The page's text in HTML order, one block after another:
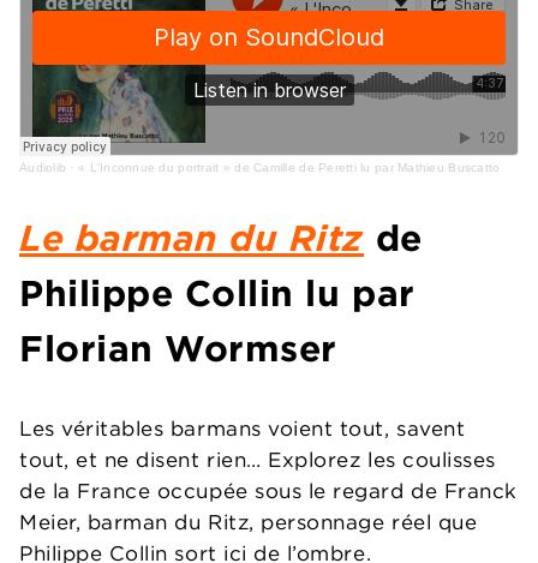
Audiolib · « L'Inconnue du portrait » de Camille de Peretti lu par Mathieu Buscatto
Le barman du Ritz de
Philippe Collin lu par
Florian Wormser
Les véritables barmans voient tout, savent
tout, et ne disent rien… Explorez les coulisses
de la France occupée sous le regard de Franck
Meier, barman du Ritz, personnage réel que
Philippe Collin sort ici de l’ombre.